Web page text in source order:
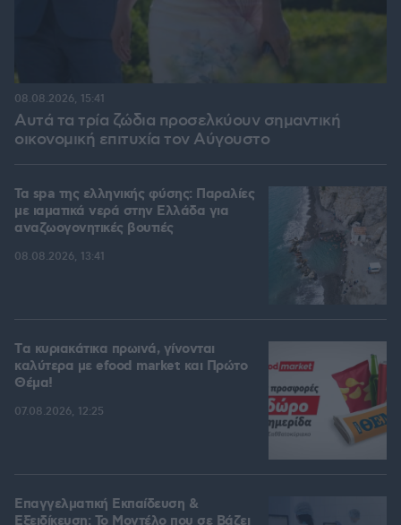
Αυτά τα τρία ζώδια προσελκύουν σημαντική
οικονομική επιτυχία τον Αύγουστο
08.08.2026, 15:41
Τα spa της ελληνικής φύσης: Παραλίες
με ιαματικά νερά στην Ελλάδα για
αναζωογονητικές βουτιές
08.08.2026, 13:41
Tα κυριακάτικα πρωινά, γίνονται
καλύτερα με efood market και Πρώτο
Θέμα!
07.08.2026, 12:25
Επαγγελματική Εκπαίδευση &